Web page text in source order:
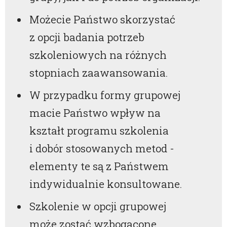
Możecie Państwo skorzystać
z opcji badania potrzeb
szkoleniowych na różnych
stopniach zaawansowania.
W przypadku formy grupowej
macie Państwo wpływ na
kształt programu szkolenia
i dobór stosowanych metod -
elementy te są z Państwem
indywidualnie konsultowane.
Szkolenie w opcji grupowej
może zostać wzbogacone